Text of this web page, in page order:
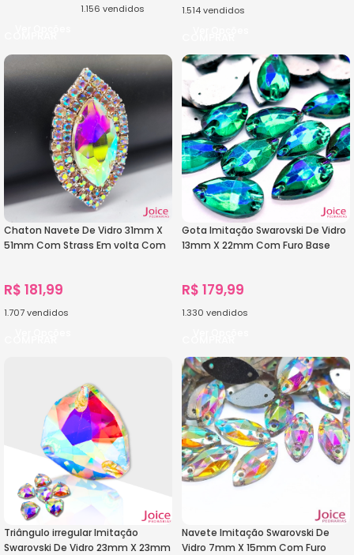
1.156 vendidos 1.514vendidos
Chaton Navete De Vidro 31mm X
51mm Com Strass Em volta Com
R$ 181,99
1.707vendidos
Gota Imitação Swarovski De Vidro
13mm X 22mm Com Furo Base
R$ 179,99
1.330 vendidos
Triângulo irregular Imitação
Swarovski De Vidro 23mm X 23mm
Navete Imitação Swarovski De
Vidro 7mm X 15mm Com Furo